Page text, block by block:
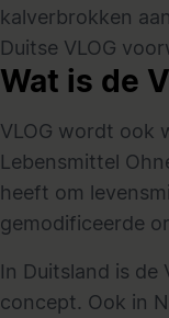
kalverbrokken
Duitse VLOG
Wat is de
VLOG wordt ook
Lebensmittel
heeft om
gemodificeerde
In Duitsland is de
concept. Ook in